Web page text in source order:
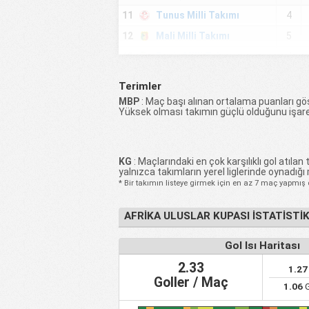
11
Tunus Milli Takımı 4
Mali Milli Takımı
15
Mozambik Milli Takımı 4
16
Angola Milli Takımı 3
18
Tanzanya Milli Takımı 4
19
Komorlar Milli Takımı 3
21
Uganda Milli Takımı 3
Ekvator Ginesi Milli
Takımı
3
Botswana Milli Takımı 3
Gabon Milli Takımı 3
Terimler
MBP : Maç başı alınan ortalama puanları
Yüksek olması takımın güçlü olduğunu
KG : Maçlarındaki en çok karşılıklı gol
yalnızca takımların yerel liglerinde
* Bir takımın listeye girmek için en az 7 maç yapmış
AFRIKA ULUSLAR KUPASI
Gol Isı Haritası
2.33
Goller / Maç
1.27
1.06